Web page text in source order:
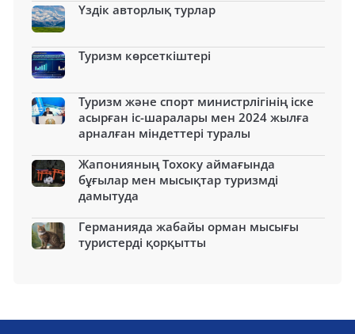
Үздік авторлық турлар
Туризм көрсеткіштері
Туризм және спорт министрлігінің іске
асырған іс-шаралары мен 2024 жылға
арналған міндеттері туралы
Жапонияның Тохоку аймағында
бұғылар мен мысықтар туризмді
дамытуда
Германияда жабайы орман мысығы
туристерді қорқытты